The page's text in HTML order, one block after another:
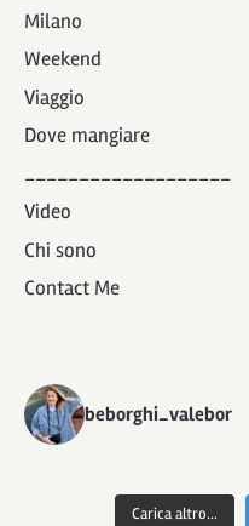
Milano
Weekend
Viaggio
Dove mangiare
___________________
Video
Chi sono
Contact Me
beborghi_valebor
Carica altro...